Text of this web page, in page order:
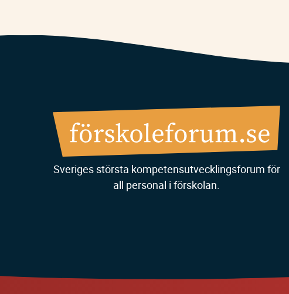
Sveriges största kompetensutvecklingsforum för
all personal i förskolan.